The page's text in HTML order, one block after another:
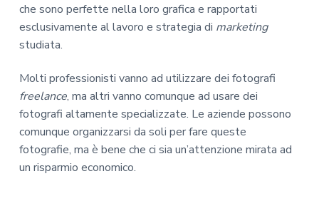
che sono perfette nella loro grafica e rapportati
esclusivamente al lavoro e strategia di marketing
studiata.
Molti professionisti vanno ad utilizzare dei fotografi
freelance, ma altri vanno comunque ad usare dei
fotografi altamente specializzate. Le aziende possono
comunque organizzarsi da soli per fare queste
fotografie, ma è bene che ci sia un’attenzione mirata ad
un risparmio economico.